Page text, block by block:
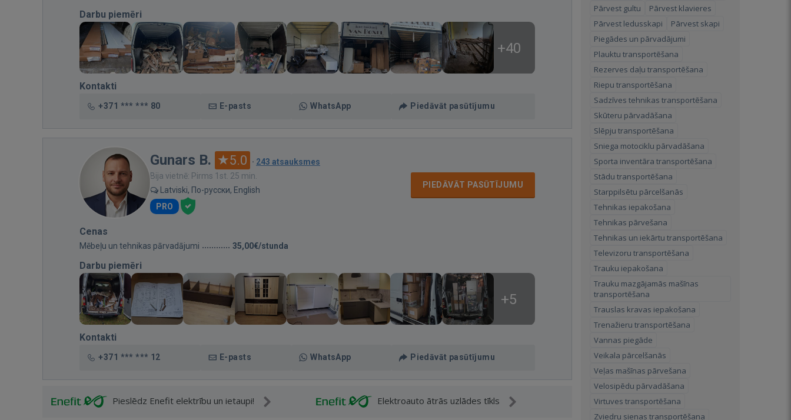
Darbu piemēri
+40
Kontakti
+371 *** *** 80 E-pasts WhatsApp Piedāvāt pasūtījumu
Gunars B. 5.0 · 243 atsauksmes
Bija vietnē: Pirms 1st. 25 min.
Latviski, По-русски, English
PRO
PIEDĀVĀT PASŪTĪJUMU
Cenas
Mēbeļu un tehnikas pārvadājumi 35,00€/stunda
Darbu piemēri
+5
Kontakti
+371 *** *** 12 E-pasts WhatsApp Piedāvāt pasūtījumu
Pieslēdz Enefit elektrību un ietaupi! Elektroauto ātrās uzlādes tīkls
Pārvest gultu
Pārvest klavieres
Pārvest ledusskapi
Pārvest skapi
Piegādes un pārvadājumi
Plauktu transportēšana
Rezerves daļu transportēšana
Riepu transportēšana
Sadzīves tehnikas transportēšana
Skūteru pārvadāšana
Slēpju transportēšana
Sniega motociklu pārvadāšana
Sporta inventāra transportēšana
Stādu transportēšana
Starppilsētu pārcelšanās
Tehnikas iepakošana
Tehnikas pārvešana
Tehnikas un iekārtu transportēšana
Televizoru transportēšana
Trauku iepakošana
Trauku mazgājamās mašīnas
transportēšana
Trauslas kravas iepakošana
Trenažieru transportēšana
Vannas piegāde
Veikala pārcelšanās
Veļas mašīnas pārvešana
Velosipēdu pārvadāšana
Virtuves transportēšana
Zviedru sienas transportēšana